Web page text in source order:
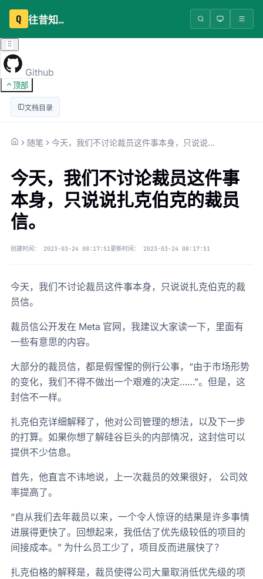
Q 往昔知识库
Github
顶部
文档目录
随笔 今天，我们不讨论裁员这件事本身，只说说扎克伯克的裁员信。
今天，我们不讨论裁员这件事
本身，只说说扎克伯克的裁员
信。
创建时间： 2023-03-24 08:17:51更新时间： 2023-03-24 08:17:51
今天，我们不讨论裁员这件事本身，只说说扎克伯克的裁
员信。
裁员信公开发在 Meta 官网，我建议大家读一下，里面有
一些有意思的内容。
大部分的裁员信，都是假惺惺的例行公事，“由于市场形势
的变化，我们不得不做出一个艰难的决定……”。但是，这
封信不一样。
扎克伯克详细解释了，他对公司管理的想法，以及下一步
的打算。如果你想了解硅谷巨头的内部情况，这封信可以
提供不少信息。
首先，他直言不讳地说，上一次裁员的效果很好， 公司效
率提高了。
“自从我们去年裁员以来，一个令人惊讶的结果是许多事情
进展得更快了。回想起来，我低估了优先级较低的项目的
间接成本。” 为什么员工少了，项目反而进展快了？
扎克伯格的解释是，裁员使得公司大量取消低优先级的项